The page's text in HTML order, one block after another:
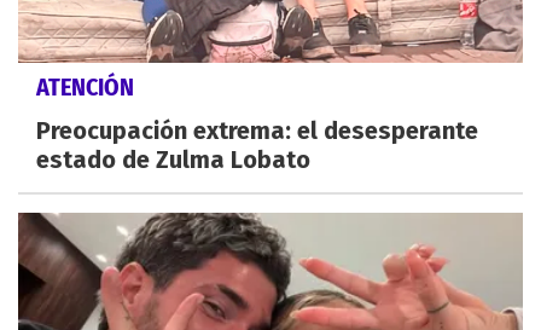
ATENCIÓN
Preocupación extrema: el desesperante
estado de Zulma Lobato